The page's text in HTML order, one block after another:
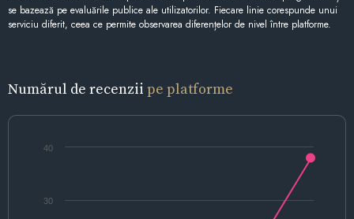
se bazează pe evaluările publice ale utilizatorilor. Fiecare linie corespunde unui
serviciu diferit, ceea ce permite observarea diferențelor de nivel între platforme.
Numărul de recenzii pe platforme
30
40